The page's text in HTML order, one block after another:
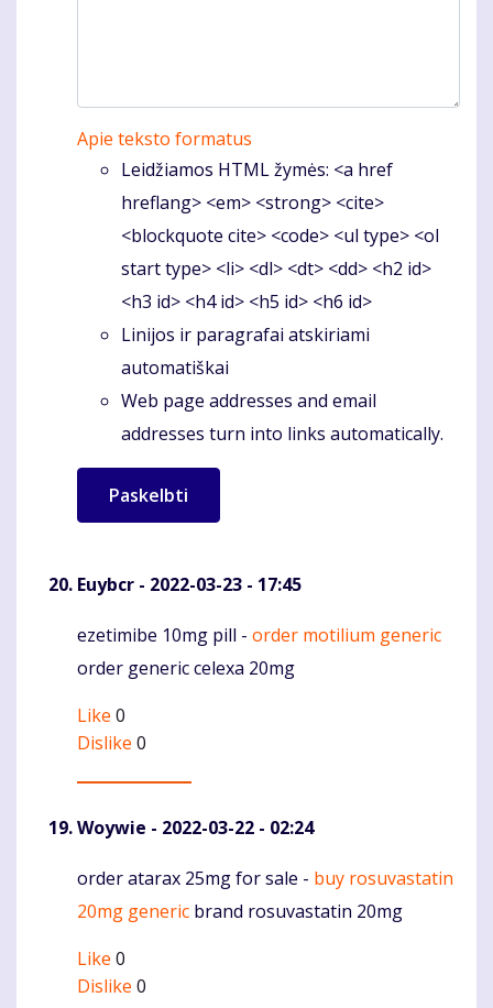
Apie teksto formatus
Leidžiamos HTML žymės: <a href
hreflang> <em> <strong> <cite>
<blockquote cite> <code> <ul type> <ol
start type> <li> <dl> <dt> <dd> <h2 id>
<h3 id> <h4 id> <h5 id> <h6 id>
Linijos ir paragrafai atskiriami
automatiškai
Web page addresses and email
addresses turn into links automatically.
Euybcr - 2022-03-23 - 17:45
Komentaras
ezetimibe 10mg pill - order motilium generic
order generic celexa 20mg
Like 0
Dislike 0
Woywie - 2022-03-22 - 02:24
Komentaras
order atarax 25mg for sale - buy rosuvastatin
20mg generic brand rosuvastatin 20mg
Like 0
Dislike 0